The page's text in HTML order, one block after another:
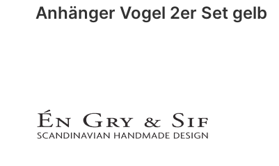
Anhänger Vogel 2er Set gelb